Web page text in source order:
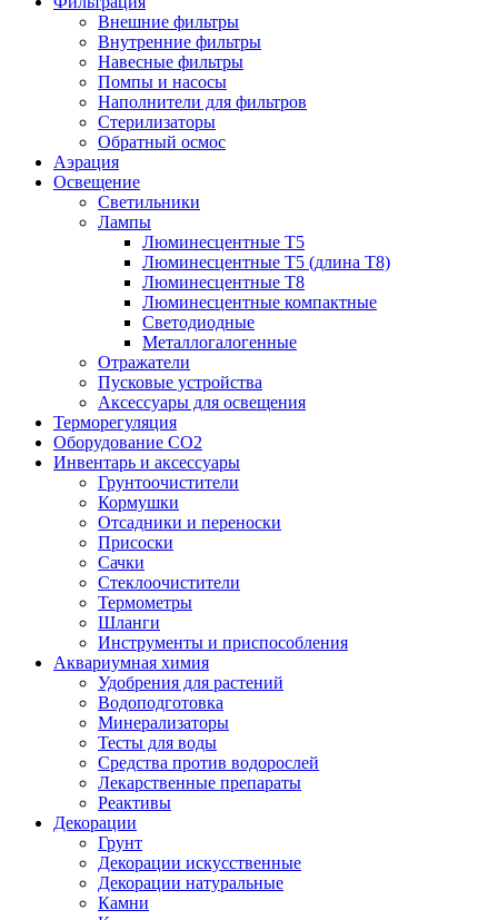
Внешние фильтры
Внутренние фильтры
Навесные фильтры
Помпы и насосы
Наполнители для фильтров
Стерилизаторы
Обратный осмос
Аэрация
Освещение
Светильники
Лампы
Люминесцентные T5
Люминесцентные T5 (длина T8)
Люминесцентные T8
Люминесцентные компактные
Светодиодные
Металлогалогенные
Отражатели
Пусковые устройства
Аксессуары для освещения
Терморегуляция
Оборудование CO2
Инвентарь и аксессуары
Грунтоочистители
Кормушки
Отсадники и переноски
Присоски
Сачки
Стеклоочистители
Термометры
Шланги
Инструменты и приспособления
Аквариумная химия
Удобрения для растений
Водоподготовка
Минерализаторы
Тесты для воды
Средства против водорослей
Лекарственные препараты
Реактивы
Декорации
Грунт
Декорации искусственные
Декорации натуральные
Камни